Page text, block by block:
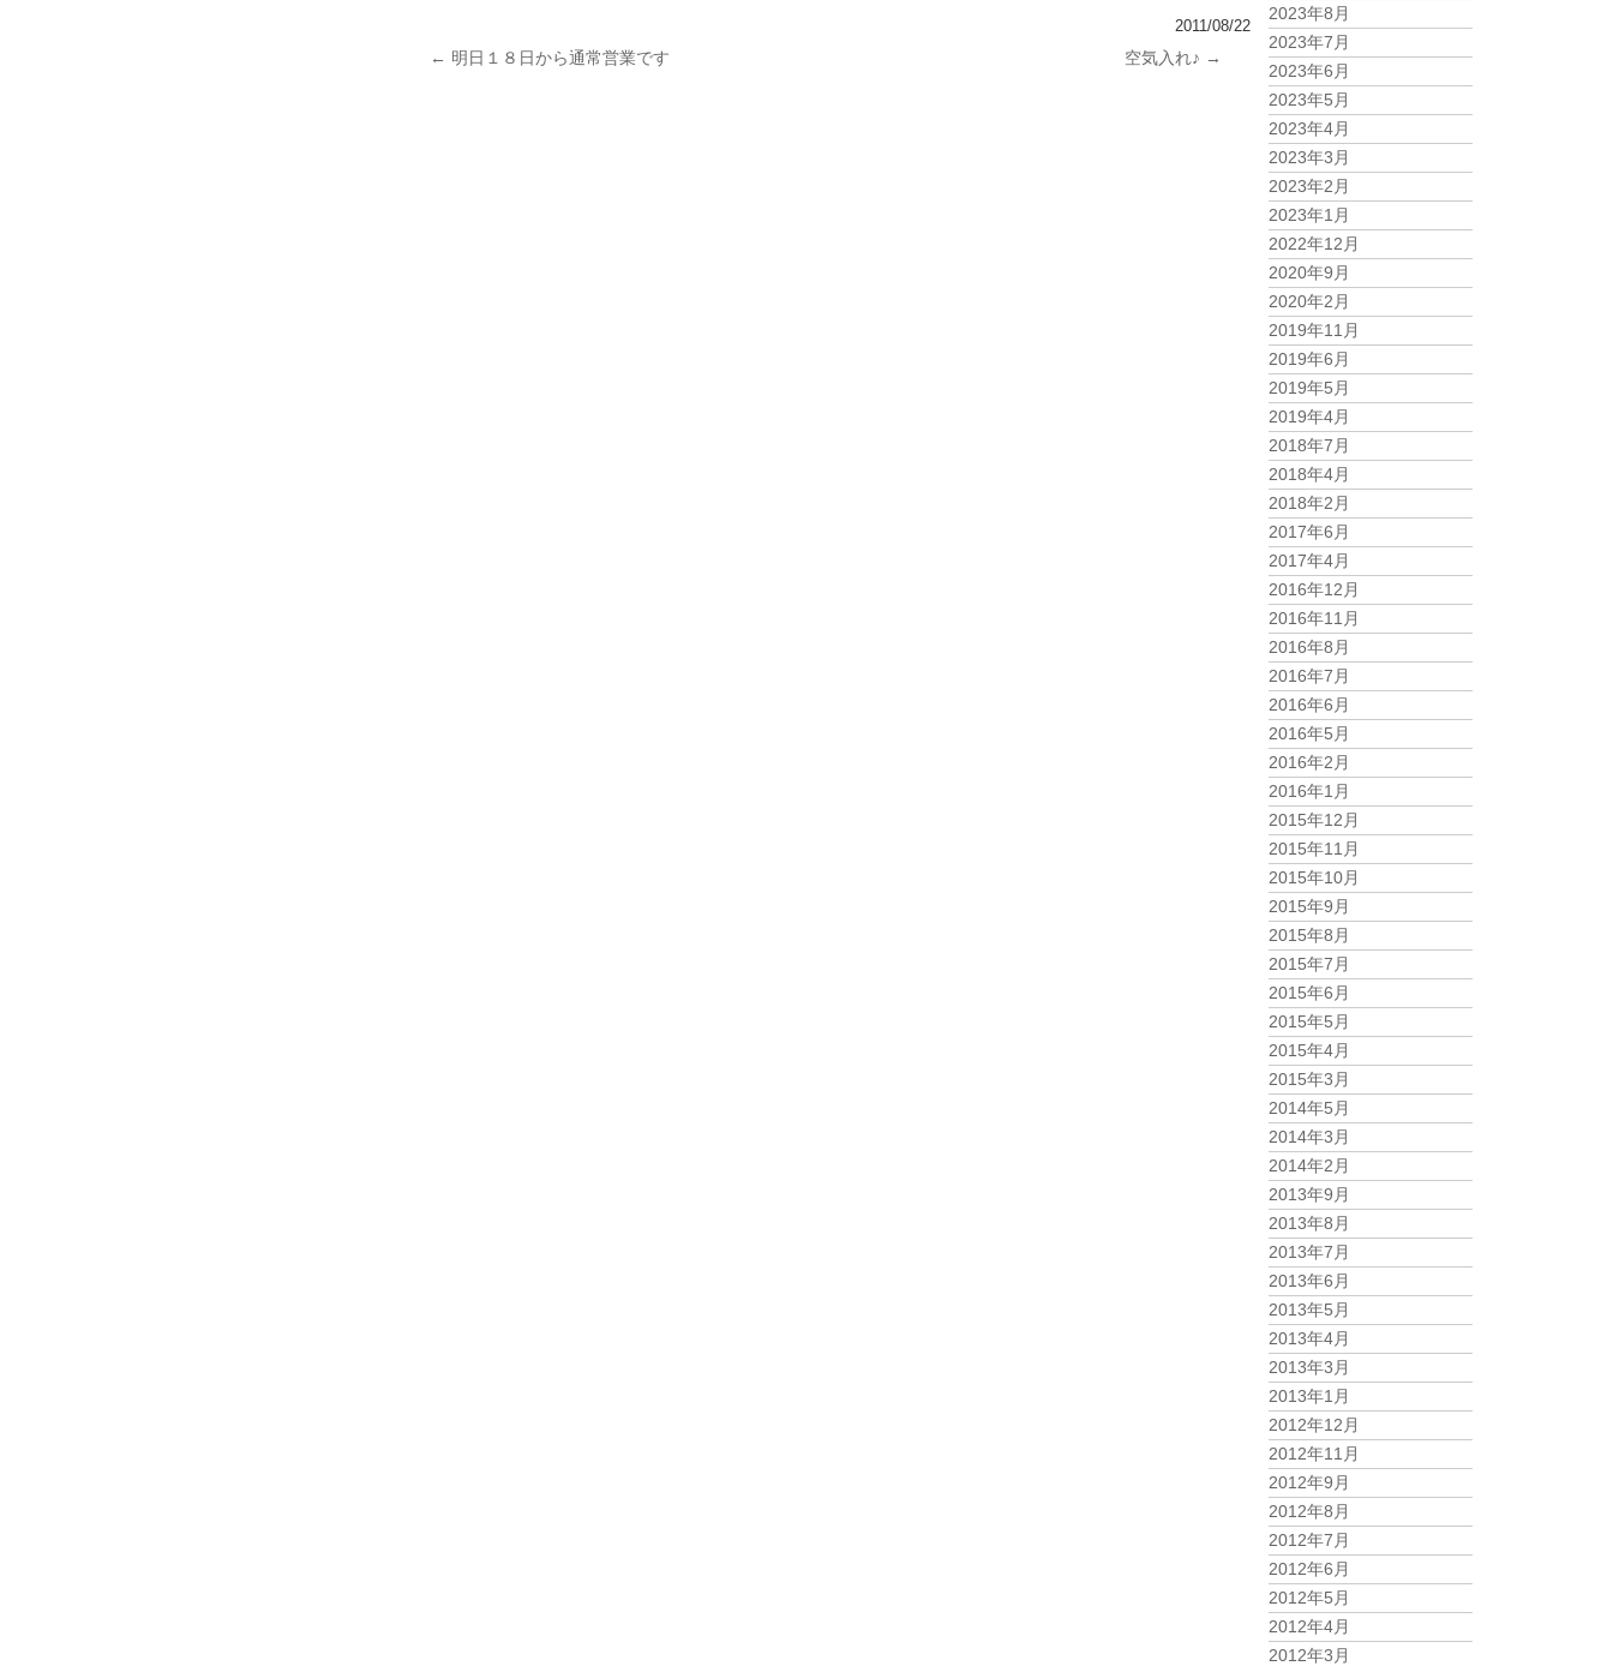
2011/08/22
投稿ナビゲーション
← 明日１８日から通常営業です 空気入れ♪ →
2023年8月
2023年7月
2023年6月
2023年5月
2023年4月
2023年3月
2023年2月
2023年1月
2022年12月
2020年9月
2020年2月
2019年11月
2019年6月
2019年5月
2019年4月
2018年7月
2018年4月
2018年2月
2017年6月
2017年4月
2016年12月
2016年11月
2016年8月
2016年7月
2016年6月
2016年5月
2016年2月
2016年1月
2015年12月
2015年11月
2015年10月
2015年9月
2015年8月
2015年7月
2015年6月
2015年5月
2015年4月
2015年3月
2014年5月
2014年3月
2014年2月
2013年9月
2013年8月
2013年7月
2013年6月
2013年5月
2013年4月
2013年3月
2013年1月
2012年12月
2012年11月
2012年9月
2012年8月
2012年7月
2012年6月
2012年5月
2012年4月
2012年3月